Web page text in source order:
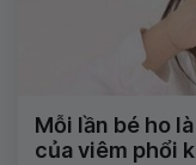
Mỗi lần bé ho
của viêm phổi